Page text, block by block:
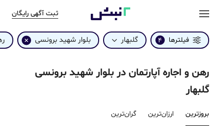
ثبت آگهی رایگان
فیلترها 4 گلبهار بلوار شهید برونسی
رهن و اجاره آپارتمان در بلوار شهید برونسی
گلبهار
بروزترین‌ ارزان‌ترین گران‌ترین